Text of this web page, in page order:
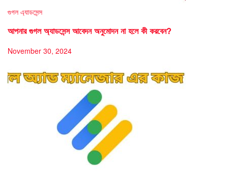
গুগল এ্যাডসেন্স
আপনার গুগল অ্যাডসেন্স আবেদন অনুমোদন না হলে কী করবেন?
November 30, 2024